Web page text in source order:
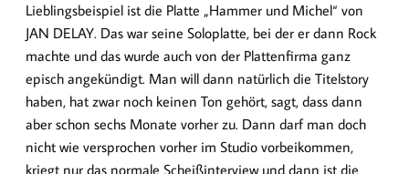
Lieblingsbeispiel ist die Platte „Hammer und Michel“ von
JAN DELAY. Das war seine Soloplatte, bei der er dann Rock
machte und das wurde auch von der Plattenfirma ganz
episch angekündigt. Man will dann natürlich die Titelstory
haben, hat zwar noch keinen Ton gehört, sagt, dass dann
aber schon sechs Monate vorher zu. Dann darf man doch
nicht wie versprochen vorher im Studio vorbeikommen,
kriegt nur das normale Scheißinterview und dann ist die